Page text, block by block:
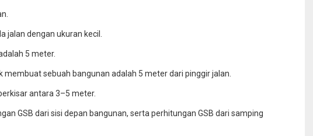
jalan dengan ukuran kecil.
5 meter.
sebuah bangunan adalah 5 meter dari pinggir jalan.
antara 3–5 meter.
GSB dari sisi depan bangunan, serta perhitungan GSB dari samping